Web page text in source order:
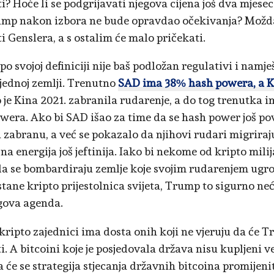
Hoće li se podgrijavati njegova cijena još dva
nakon izbora ne bude opravdao očekivanja?
Genslera, a s ostalim će malo pričekati.
svojoj definiciji nije baš podložan regulativi i
zemlji. Trenutno SAD ima 38% hash powera, a
je Kina 2021. zabranila rudarenje, a do tog trenutka
Ako bi SAD išao za time da se hash power još
a već se pokazalo da njihovi rudari
energija još jeftinija. Iako bi nekome od kripto
se bombardiraju zemlje koje svojim rudarenjem
kripto prijestolnica svijeta, Trump to sigurno
agenda.
zajednici ima dosta onih koji ne vjeruju da će
A bitcoini koje je posjedovala država nisu kupljeni
će se strategija stjecanja državnih bitcoina